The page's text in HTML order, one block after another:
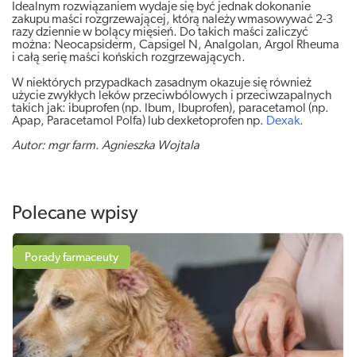
Idealnym rozwiązaniem wydaje się być jednak dokonanie
zakupu maści rozgrzewającej, którą należy wmasowywać 2-3
razy dziennie w bolący mięsień. Do takich maści zaliczyć
można: Neocapsiderm, Capsigel N, Analgolan, Argol Rheuma
i całą serię maści końskich rozgrzewających.
W niektórych przypadkach zasadnym okazuje się również
użycie zwykłych leków przeciwbólowych i przeciwzapalnych
takich jak: ibuprofen (np. Ibum, Ibuprofen), paracetamol (np.
Apap, Paracetamol Polfa) lub dexketoprofen np. Dexak.
Autor: mgr farm. Agnieszka Wojtala
Polecane wpisy
Porady farmaceuty